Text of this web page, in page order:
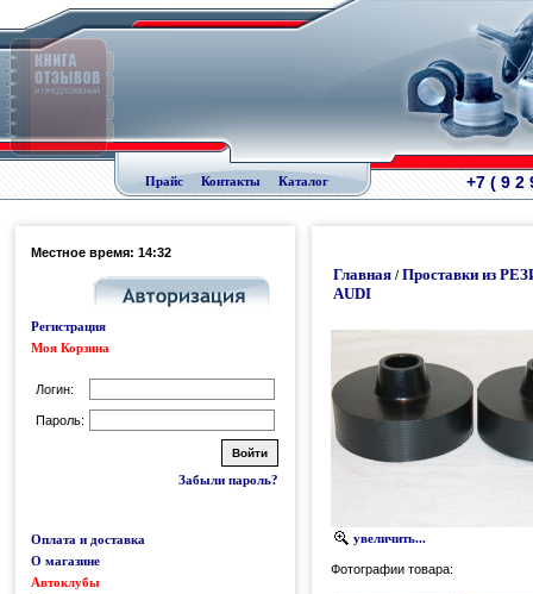
Прайс Контакты Каталог +7 ( 9 2
Местное время: 14:32
Регистрация
Моя Корзина
Логин:
Пароль:
Забыли пароль?
Оплата и доставка
О магазине
Автоклубы
Главная / Проставки из
AUDI
увеличить...
Фотографии товара: